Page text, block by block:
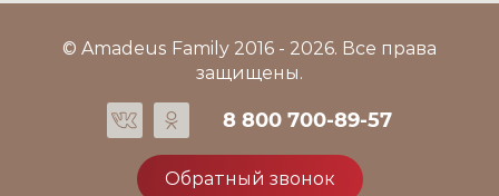
© Amadeus Family 2016 - 2026. Все права
защищены.
8 800 700-89-57
Обратный звонок